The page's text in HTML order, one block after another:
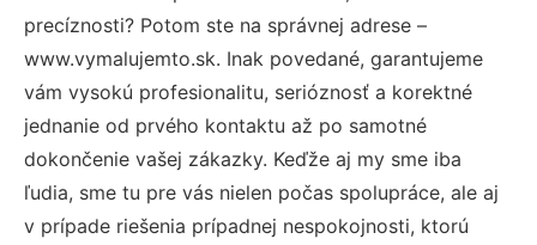
precíznosti? Potom ste na správnej adrese –
www.vymalujemto.sk. Inak povedané, garantujeme
vám vysokú profesionalitu, serióznosť a korektné
jednanie od prvého kontaktu až po samotné
dokončenie vašej zákazky. Keďže aj my sme iba
ľudia, sme tu pre vás nielen počas spolupráce, ale aj
v prípade riešenia prípadnej nespokojnosti, ktorú